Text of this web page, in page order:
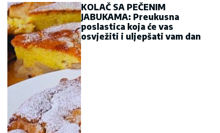
KOLAČ SA PEČENIM
JABUKAMA: Preukusna
poslastica koja će vas
osvježiti i uljepšati vam dan